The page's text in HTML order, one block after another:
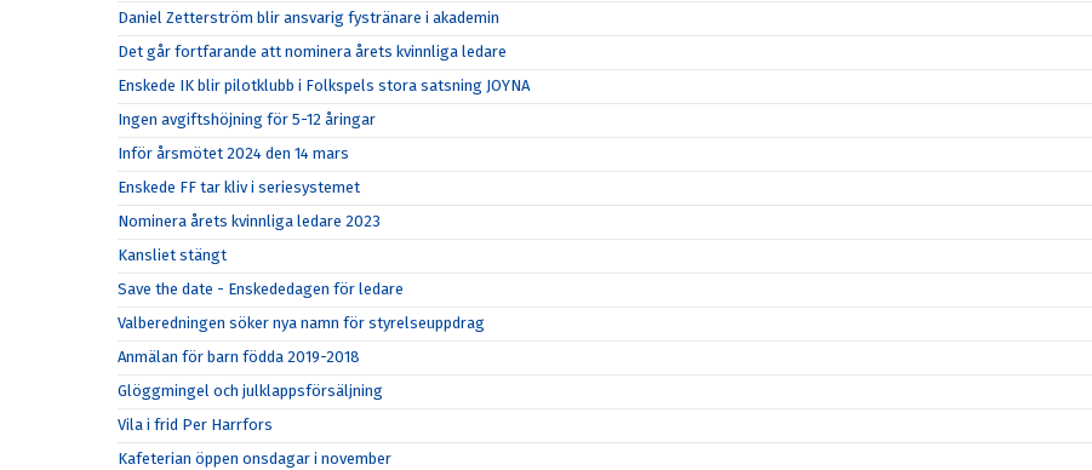
Daniel Zetterström blir ansvarig fystränare i akademin
Det går fortfarande att nominera årets kvinnliga ledare
Enskede IK blir pilotklubb i Folkspels stora satsning JOYNA
Ingen avgiftshöjning för 5-12 åringar
Inför årsmötet 2024 den 14 mars
Enskede FF tar kliv i seriesystemet
Nominera årets kvinnliga ledare 2023
Kansliet stängt
Save the date - Enskededagen för ledare
Valberedningen söker nya namn för styrelseuppdrag
Anmälan för barn födda 2019-2018
Glöggmingel och julklappsförsäljning
Vila i frid Per Harrfors
Kafeterian öppen onsdagar i november